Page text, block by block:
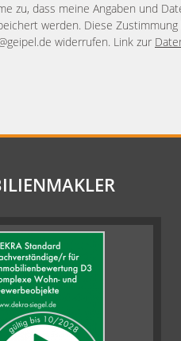
zu, dass meine Angaben und
werden. Diese
widerrufen. Link zur